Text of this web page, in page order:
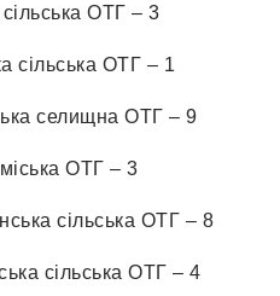
ОТГ – 3
сільська ОТГ – 1
селищна ОТГ – 9
ОТГ – 3
сільська ОТГ – 8
сільська ОТГ – 4